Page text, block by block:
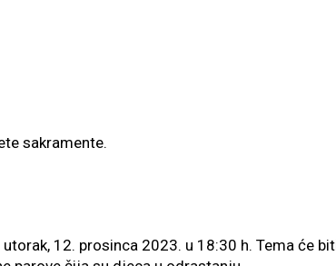
sakramente.
12. prosinca 2023. u 18:30 h. Tema će